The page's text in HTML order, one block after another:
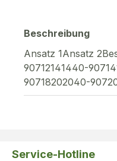
Beschreibung
Ansatz 1Ansatz
90712141440-
90718202040-
Service-Hotline